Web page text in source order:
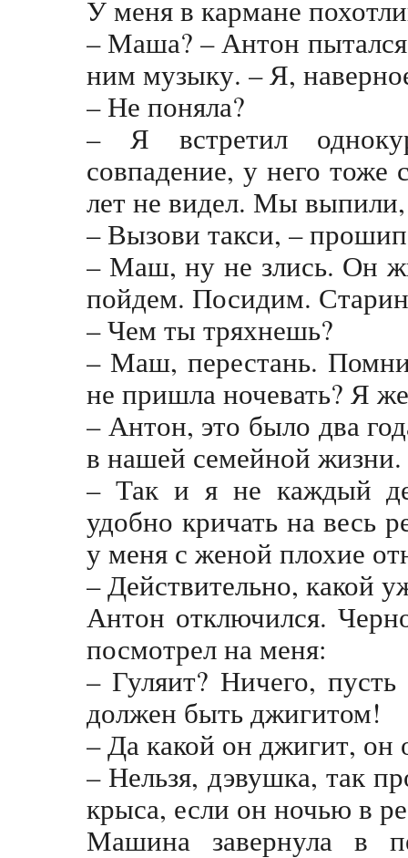
У меня в кармане
– Маша? – Антон
ним музыку. – Я,
– Не поняла?
– Я встретил
совпадение, у него тоже
лет не видел. Мы выпили,
– Вызови такси, –
– Маш, ну не злись. Он
пойдем. Посидим.
– Чем ты тряхнешь?
– Маш, перестань.
не пришла ночевать? Я
– Антон, это было два
в нашей семейной жизни.
– Так и я не каждый
удобно кричать на весь
у меня с женой плохие
– Действительно, какой
Антон отключился.
посмотрел на меня:
– Гуляит? Ничего,
должен быть джигитом!
– Да какой он джигит, он
– Нельзя, дэвушка, так
крыса, если он ночью в
Машина завернула в